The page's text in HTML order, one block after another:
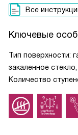
Все
Ключевые
Тип поверхности:
закаленное
Количество